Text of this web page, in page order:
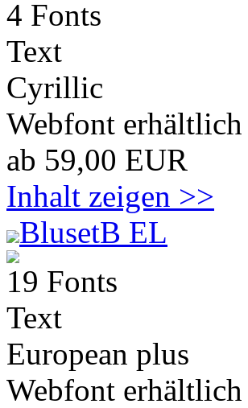
4 Fonts
Text
Cyrillic
Webfont erhältlich
ab 59,00 EUR
Inhalt zeigen >>
BlusetB EL
19 Fonts
Text
European plus
Webfont erhältlich